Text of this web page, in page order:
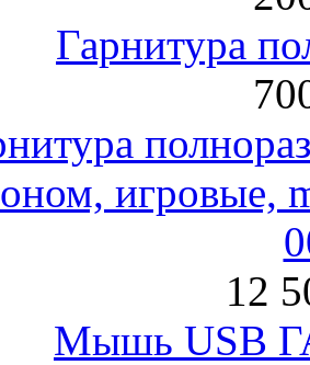
Гарнитура
игровые,
12
Мышь USB